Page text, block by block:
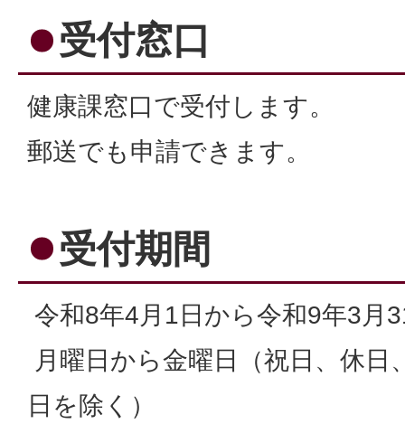
受付窓口
健康課窓口で受付します。
郵送でも申請できます。
受付期間
令和8年4月1日から令和9年3月
月曜日から金曜日（祝日、休日
日を除く）